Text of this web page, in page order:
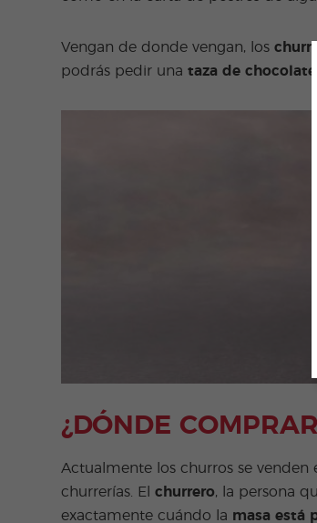
Vengan de donde vengan, los
podrás pedir unataza de
¿DÓNDE
Actualmente los churros se venden
churrerías. Elchurrero, la persona
exactamente cuándo la masa está